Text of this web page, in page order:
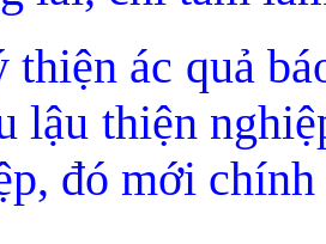
ác quả
lậu thiện
đó mới